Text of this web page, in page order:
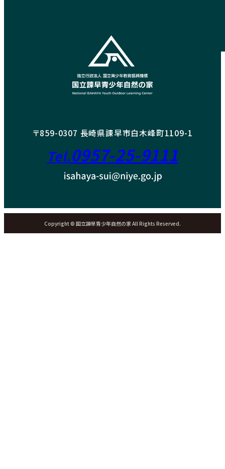
〒859-0307 長崎県諫早市白木峰町1109-1
Tel.0957-25-9111
Copyright © 国立諫早青少年自然の家 All Rights Reserved.